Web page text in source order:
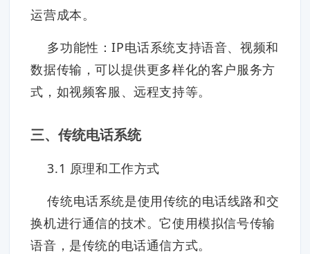
运营成本。
多功能性：IP电话系统支持语音、视频和
数据传输，可以提供更多样化的客户服务方
式，如视频客服、远程支持等。
三、传统电话系统
3.1 原理和工作方式
传统电话系统是使用传统的电话线路和交
换机进行通信的技术。它使用模拟信号传输
语音，是传统的电话通信方式。